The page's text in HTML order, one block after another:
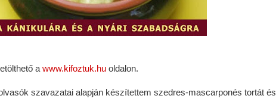
a www.kifoztuk.hu oldalon.
szavazatai alapján készítettem szedres-mascarponés tortát és